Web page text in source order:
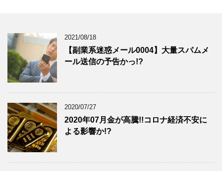
2021/08/18
【副業系迷惑メール0004】大量スパムメ
ール送信の予告かっ!?
2020/07/27
2020年07月金が高騰!!コロナ経済不安に
よる影響か!?